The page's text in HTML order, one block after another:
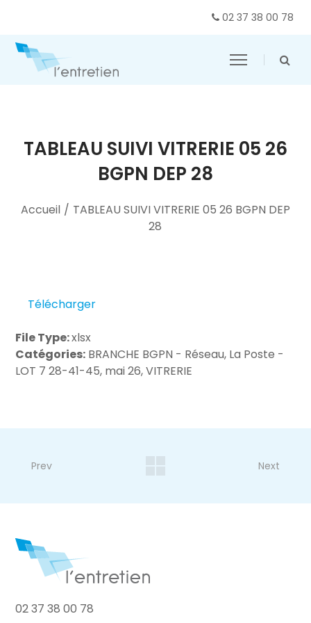
02 37 38 00 78
TABLEAU SUIVI VITRERIE 05 26
BGPN DEP 28
Accueil / TABLEAU SUIVI VITRERIE 05 26 BGPN DEP
28
Télécharger
File Type:xlsx
Catégories: BRANCHE BGPN - Réseau, La Poste -
LOT 7 28-41-45, mai 26, VITRERIE
Prev Next
02 37 38 00 78